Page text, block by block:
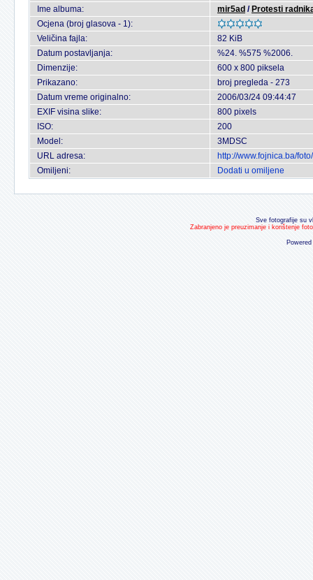
Ime albuma:
mir5ad / Protesti
Ocjena (broj glasova - 1):
Veličina fajla:
82 KiB
Datum postavljanja:
%24. %575 %2006.
Dimenzije:
600 x 800 piksela
Prikazano:
broj pregleda - 273
Datum vreme originalno:
2006/03/24 09:44:47
EXIF visina slike:
800 pixels
ISO:
200
Model:
3MDSC
URL adresa:
http://www.fojnica.ba/
Omiljeni:
Dodati u omiljene
Sve fotografije su
Zabranjeno je preuzimanje i korištenje